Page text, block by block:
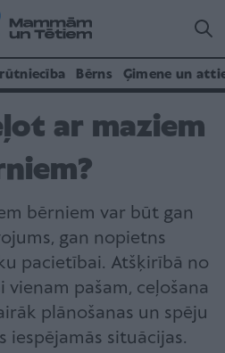
Bērns Ģimene un
ar maziem
bērniem var būt gan
gan nopietns
pacietībai. Atšķirībā no
vienam pašam, ceļošana
plānošanas un spēju
iespējamās situācijas.